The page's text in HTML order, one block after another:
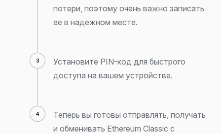
потери, поэтому очень важно записать
ее в надежном месте.
Установите PIN-код для быстрого
доступа на вашем устройстве.
Теперь вы готовы отправлять, получать
и обменивать Ethereum Classic с